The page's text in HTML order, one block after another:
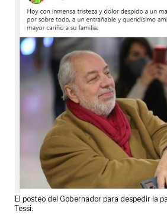
El posteo del Gobernador para despedir la
Tessi.